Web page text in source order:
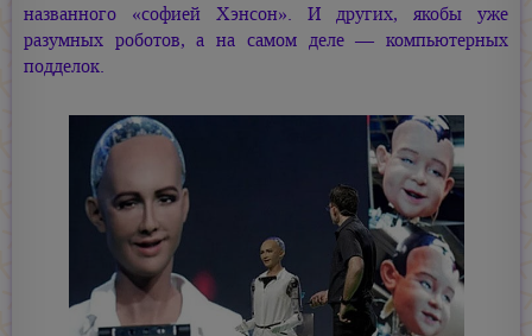
названного «софией Хэнсон». И других, якобы уже
разумных роботов, а на самом деле — компьютерных
подделок.